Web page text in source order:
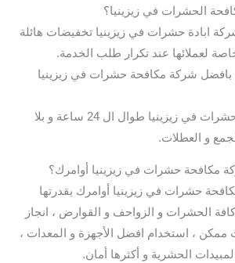
الحشرات في زيزينيا؟
ابادة حشرات في زيزينيا تخفيضات هائلة
لعملائها عند تكرار طلب الخدمة.
شركة مكافحة حشرات في زيزينيا
تعمل شركة مكافحة حشرات في زيزينيا طوال ال 24 ساعة و بلا
و العطلات.
مكافحة حشرات في زيزينيا أوامرك؟
حشرات في زيزينيا أوامرك بقدرتها
الحشرات و الزواحف و القوارض ، انجاز
ممكن ، استخدام افضل الأجهزة و المعدات ،
الحشرية و أكثرها أمان.